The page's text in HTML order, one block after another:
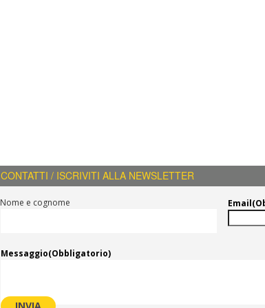
CONTATTI / ISCRIVITI ALLA NEWSLETTER
Nome e cognome Email
Messaggio(Obbligatorio)